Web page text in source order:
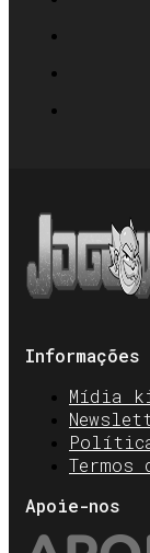
Informações
Mídia
Termos
Apoie-nos